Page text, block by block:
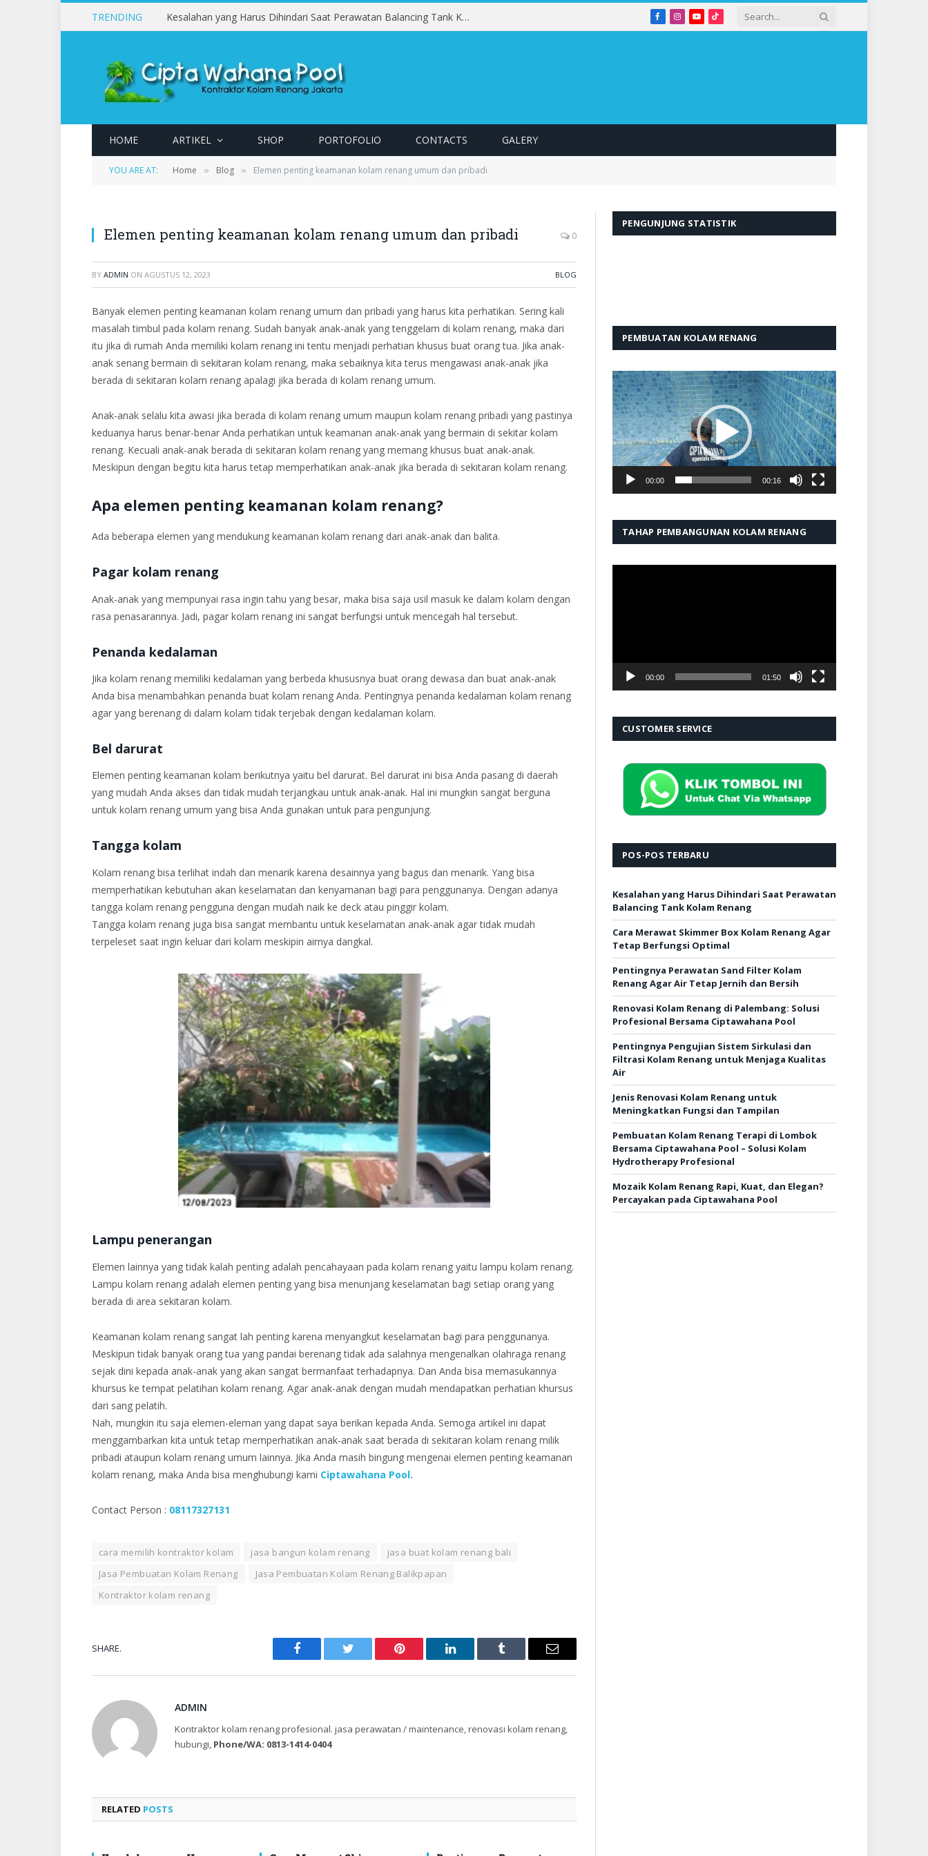
TRENDING Kesalahan yang Harus Dihindari Saat Perawatan Balancing Tank Kolam Renang Facebook
Instagram
YouTubeTikTok
HOME ARTIKEL SHOP PORTOFOLIO CONTACTS GALERY
YOU ARE AT: Home » Blog » Elemen penting keamanan kolam renang umum dan pribadi
Elemen penting keamanan kolam renang umum dan pribadi 0
BY ADMIN ON AGUSTUS 12, 2023 BLOG
Banyak elemen penting keamanan kolam renang umum dan pribadi yang harus kita perhatikan. Sering kali
masalah timbul pada kolam renang. Sudah banyak anak-anak yang tenggelam di kolam renang, maka dari
itu jika di rumah Anda memiliki kolam renang ini tentu menjadi perhatian khusus buat orang tua. Jika anak-
anak senang bermain di sekitaran kolam renang, maka sebaiknya kita terus mengawasi anak-anak jika
berada di sekitaran kolam renang apalagi jika berada di kolam renang umum.
Anak-anak selalu kita awasi jika berada di kolam renang umum maupun kolam renang pribadi yang pastinya
keduanya harus benar-benar Anda perhatikan untuk keamanan anak-anak yang bermain di sekitar kolam
renang. Kecuali anak-anak berada di sekitaran kolam renang yang memang khusus buat anak-anak.
Meskipun dengan begitu kita harus tetap memperhatikan anak-anak jika berada di sekitaran kolam renang.
Apa elemen penting keamanan kolam renang?
Ada beberapa elemen yang mendukung keamanan kolam renang dari anak-anak dan balita.
Pagar kolam renang
Anak-anak yang mempunyai rasa ingin tahu yang besar, maka bisa saja usil masuk ke dalam kolam dengan
rasa penasarannya. Jadi, pagar kolam renang ini sangat berfungsi untuk mencegah hal tersebut.
Penanda kedalaman
Jika kolam renang memiliki kedalaman yang berbeda khususnya buat orang dewasa dan buat anak-anak
Anda bisa menambahkan penanda buat kolam renang Anda. Pentingnya penanda kedalaman kolam renang
agar yang berenang di dalam kolam tidak terjebak dengan kedalaman kolam.
Bel darurat
Elemen penting keamanan kolam berikutnya yaitu bel darurat. Bel darurat ini bisa Anda pasang di daerah
yang mudah Anda akses dan tidak mudah terjangkau untuk anak-anak. Hal ini mungkin sangat berguna
untuk kolam renang umum yang bisa Anda gunakan untuk para pengunjung.
Tangga kolam
Kolam renang bisa terlihat indah dan menarik karena desainnya yang bagus dan menarik. Yang bisa
memperhatikan kebutuhan akan keselamatan dan kenyamanan bagi para penggunanya. Dengan adanya
tangga kolam renang pengguna dengan mudah naik ke deck atau pinggir kolam.
Tangga kolam renang juga bisa sangat membantu untuk keselamatan anak-anak agar tidak mudah
terpeleset saat ingin keluar dari kolam meskipin airnya dangkal.
Lampu penerangan
Elemen lainnya yang tidak kalah penting adalah pencahayaan pada kolam renang yaitu lampu kolam renang.
Lampu kolam renang adalah elemen penting yang bisa menunjang keselamatan bagi setiap orang yang
berada di area sekitaran kolam.
Keamanan kolam renang sangat lah penting karena menyangkut keselamatan bagi para penggunanya.
Meskipun tidak banyak orang tua yang pandai berenang tidak ada salahnya mengenalkan olahraga renang
sejak dini kepada anak-anak yang akan sangat bermanfaat terhadapnya. Dan Anda bisa memasukannya
khursus ke tempat pelatihan kolam renang. Agar anak-anak dengan mudah mendapatkan perhatian khursus
dari sang pelatih.
Nah, mungkin itu saja elemen-eleman yang dapat saya berikan kepada Anda. Semoga artikel ini dapat
menggambarkan kita untuk tetap memperhatikan anak-anak saat berada di sekitaran kolam renang milik
pribadi ataupun kolam renang umum lainnya. Jika Anda masih bingung mengenai elemen penting keamanan
kolam renang, maka Anda bisa menghubungi kami Ciptawahana Pool.
Contact Person : 08117327131
cara memilih kontraktor kolam jasa bangun kolam renang
jasa buat kolam renang bali
Jasa Pembuatan Kolam Renang
Jasa Pembuatan Kolam Renang Balikpapan
Kontraktor kolam renang
SHARE.
Facebook Twitter Pinterest LinkedIn Tumblr Email
ADMIN
Kontraktor kolam renang profesional. jasa perawatan / maintenance, renovasi kolam renang,
hubungi, Phone/WA: 0813-1414-0404
RELATED POSTS
PENGUNJUNG STATISTIK
PEMBUATAN KOLAM RENANG
Pemutar
Video
00:00 00:16
TAHAP PEMBANGUNAN KOLAM RENANG
00:00 01:50
CUSTOMER SERVICE
POS-POS TERBARU
Kesalahan yang Harus Dihindari Saat Perawatan
Balancing Tank Kolam Renang
Cara Merawat Skimmer Box Kolam Renang Agar
Tetap Berfungsi Optimal
Pentingnya Perawatan Sand Filter Kolam
Renang Agar Air Tetap Jernih dan Bersih
Renovasi Kolam Renang di Palembang: Solusi
Profesional Bersama Ciptawahana Pool
Pentingnya Pengujian Sistem Sirkulasi dan
Filtrasi Kolam Renang untuk Menjaga Kualitas
Air
Jenis Renovasi Kolam Renang untuk
Meningkatkan Fungsi dan Tampilan
Pembuatan Kolam Renang Terapi di Lombok
Bersama Ciptawahana Pool – Solusi Kolam
Hydrotherapy Profesional
Mozaik Kolam Renang Rapi, Kuat, dan Elegan?
Percayakan pada Ciptawahana Pool